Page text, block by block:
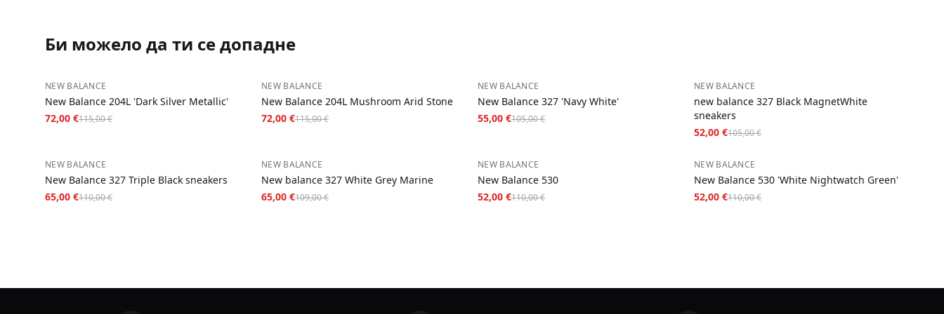
Би можело да ти се допадне
−37%
NEW BALANCE
New Balance 204L 'Dark Silver Metallic'
72,00 €115,00 €
−37%
NEW BALANCE
New Balance 204L Mushroom Arid Stone
72,00 €115,00 €
−48%
NEW BALANCE
New Balance 327 'Navy White'
55,00 €105,00 €
−50%
NEW BALANCE
new balance 327 Black MagnetWhite
sneakers
52,00 €105,00 €
−41%
NEW BALANCE
New Balance 327 Triple Black sneakers
65,00 €110,00 €
−40%
NEW BALANCE
New balance 327 White Grey Marine
65,00 €109,00 €
−53%
NEW BALANCE
New Balance 530
52,00 €110,00 €
−53%
NEW BALANCE
New Balance 530 'White Nightwatch Green'
52,00 €110,00 €